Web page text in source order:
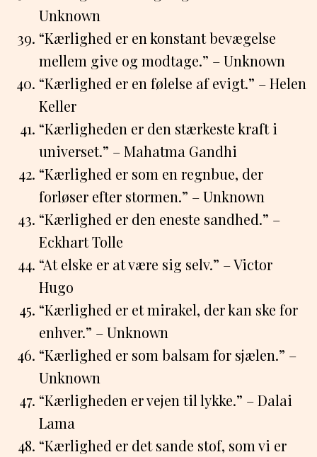
Unknown
“Kærlighed er en konstant bevægelse
mellem give og modtage.” – Unknown
“Kærlighed er en følelse af evigt.” – Helen
Keller
“Kærligheden er den stærkeste kraft i
universet.” – Mahatma Gandhi
“Kærlighed er som en regnbue, der
forløser efter stormen.” – Unknown
“Kærlighed er den eneste sandhed.” –
Eckhart Tolle
“At elske er at være sig selv.” – Victor
Hugo
“Kærlighed er et mirakel, der kan ske for
enhver.” – Unknown
“Kærlighed er som balsam for sjælen.” –
Unknown
“Kærligheden er vejen til lykke.” – Dalai
Lama
“Kærlighed er det sande stof, som vi er